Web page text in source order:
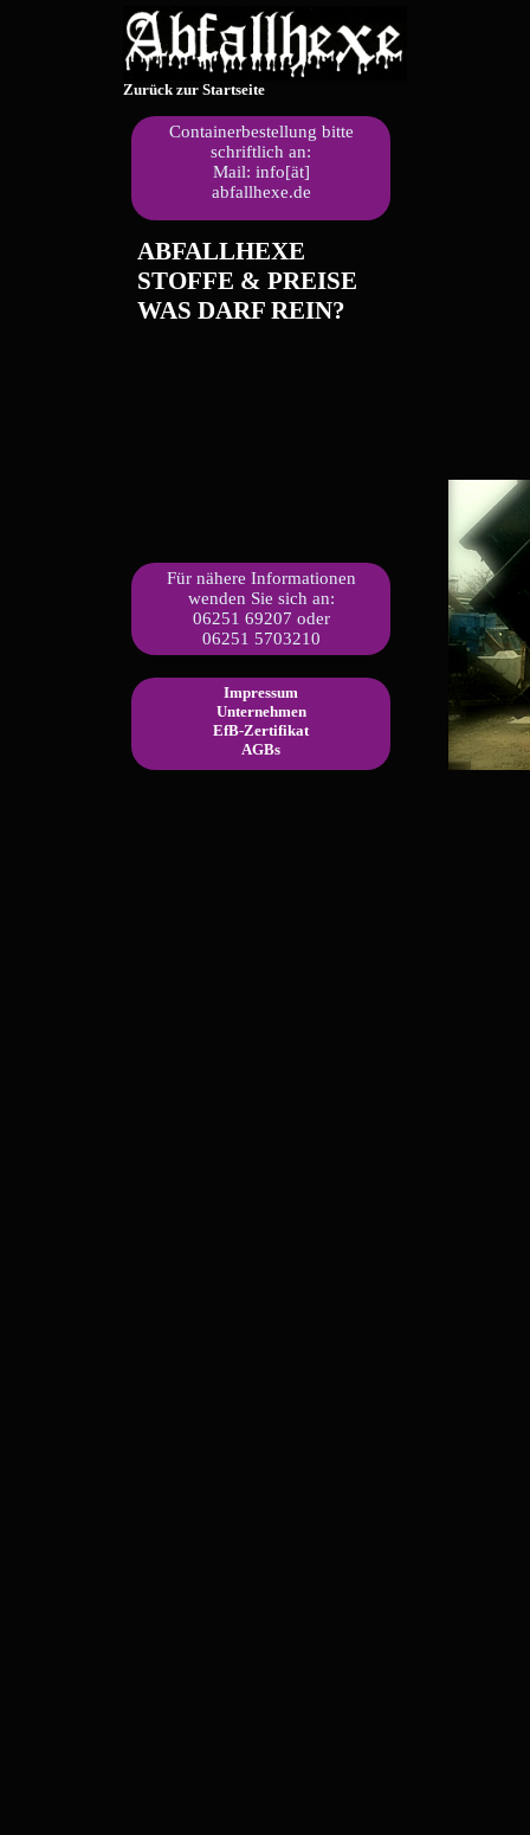
Zurück zur Startseite
Containerbestellung bitte
schriftlich an:
Mail: info[ät]
abfallhexe.de
ABFALLHEXE
STOFFE & PREISE
WAS DARF REIN?
Für nähere Informationen
wenden Sie sich an:
06251 69207 oder
06251 5703210
Impressum
Unternehmen
EfB-Zertifikat
AGBs